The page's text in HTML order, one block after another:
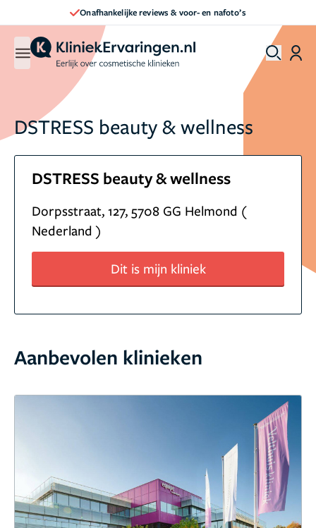
Onafhankelijke reviews & voor- en nafoto’s
DSTRESS beauty & wellness
DSTRESS beauty & wellness
Dorpsstraat, 127, 5708 GG Helmond (
Nederland )
Dit is mijn kliniek
Aanbevolen klinieken